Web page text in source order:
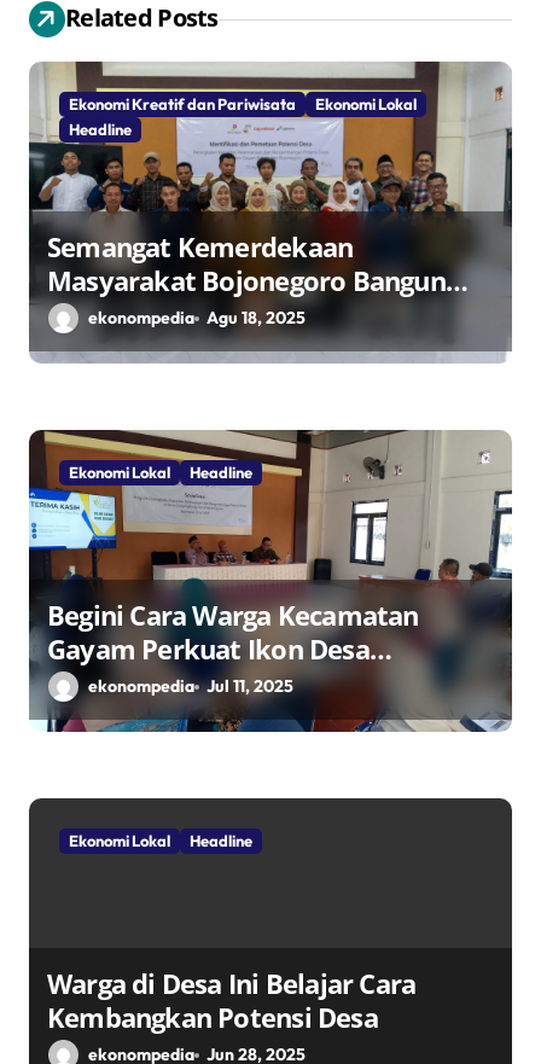
p
o
s
Related Posts
Ekonomi Kreatif dan Pariwisata
Ekonomi Lokal
Headline
Semangat Kemerdekaan
Masyarakat Bojonegoro Bangun
Desa Mandiri Ekonomi
ekonompedia Agu 18, 2025
Ekonomi Lokal Headline
Begini Cara Warga Kecamatan
Gayam Perkuat Ikon Desa
Penggerak Ekonomi Lokal Melalui
TPID
ekonompedia Jul 11, 2025
Ekonomi Lokal Headline
Warga di Desa Ini Belajar Cara
Kembangkan Potensi Desa
ekonompedia Jun 28, 2025